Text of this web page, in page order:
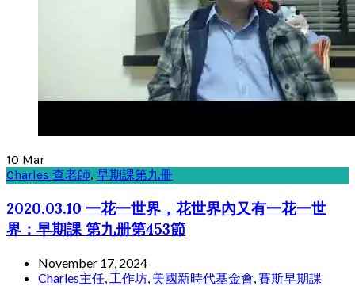
10 Mar
Charles 查老師, 早期課第九冊
2020.03.10 一花一世界，花世界內又有一花一世
界：早期課 第九册第453節
November 17, 2024
Charles主任 工作坊 美國新時代基金會 賽斯早期課